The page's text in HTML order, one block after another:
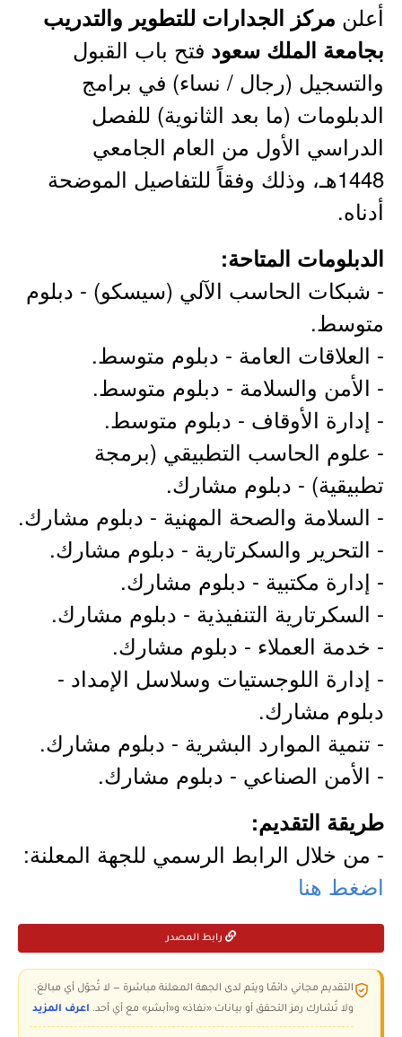
أعلن مركز الجدارات للتطوير والتدريب
بجامعة الملك سعود فتح باب القبول
والتسجيل (رجال / نساء) في برامج
الدبلومات (ما بعد الثانوية) للفصل
الدراسي الأول من العام الجامعي
1448هـ، وذلك وفقاً للتفاصيل الموضحة
أدناه.
الدبلومات المتاحة:
- شبكات الحاسب الآلي (سيسكو) - دبلوم
متوسط.
- العلاقات العامة - دبلوم متوسط.
- الأمن والسلامة - دبلوم متوسط.
- إدارة الأوقاف - دبلوم متوسط.
- علوم الحاسب التطبيقي (برمجة
تطبيقية) - دبلوم مشارك.
- السلامة والصحة المهنية - دبلوم مشارك.
- التحرير والسكرتارية - دبلوم مشارك.
- إدارة مكتبية - دبلوم مشارك.
- السكرتارية التنفيذية - دبلوم مشارك.
- خدمة العملاء - دبلوم مشارك.
- إدارة اللوجستيات وسلاسل الإمداد -
دبلوم مشارك.
- تنمية الموارد البشرية - دبلوم مشارك.
- الأمن الصناعي - دبلوم مشارك.
طريقة التقديم:
- من خلال الرابط الرسمي للجهة المعلنة:
اضغط هنا
رابط المصدر
التقديم مجاني دائمًا ويتم لدى الجهة المعلنة مباشرة — لا تُحوّل أي مبالغ،
ولا تُشارك رمز التحقق أو بيانات «نفاذ» و«أبشر» مع أي أحد. اعرف المزيد